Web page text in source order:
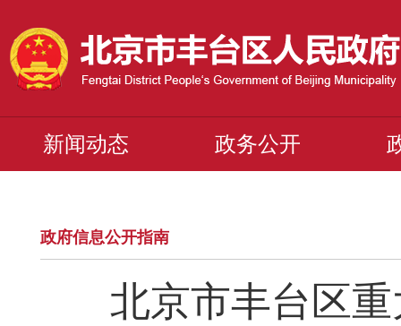
新闻动态 政务公开
政府信息公开指南
北京市丰台区